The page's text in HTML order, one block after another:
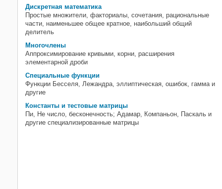
Численное интегрирование и
дифференциальные уравнения
Фурье-анализ и фильтрация
посредством Фурье-преобразования
Разреженные матрицы
Графовые и сетевые алгоритмы
Дискретная математика
Простые множители, факториалы, сочетания, рациональные
части, наименьшее общее кратное, наибольший общий
делитель
Многочлены
Аппроксимирование кривыми, корни, расширения
элементарной дроби
Специальные функции
Функции Бесселя, Лежандра, эллиптическая, ошибок, гамма и
другие
Константы и тестовые матрицы
Пи, Не число, бесконечность; Адамар, Компаньон, Паскаль и
другие специализированные матрицы